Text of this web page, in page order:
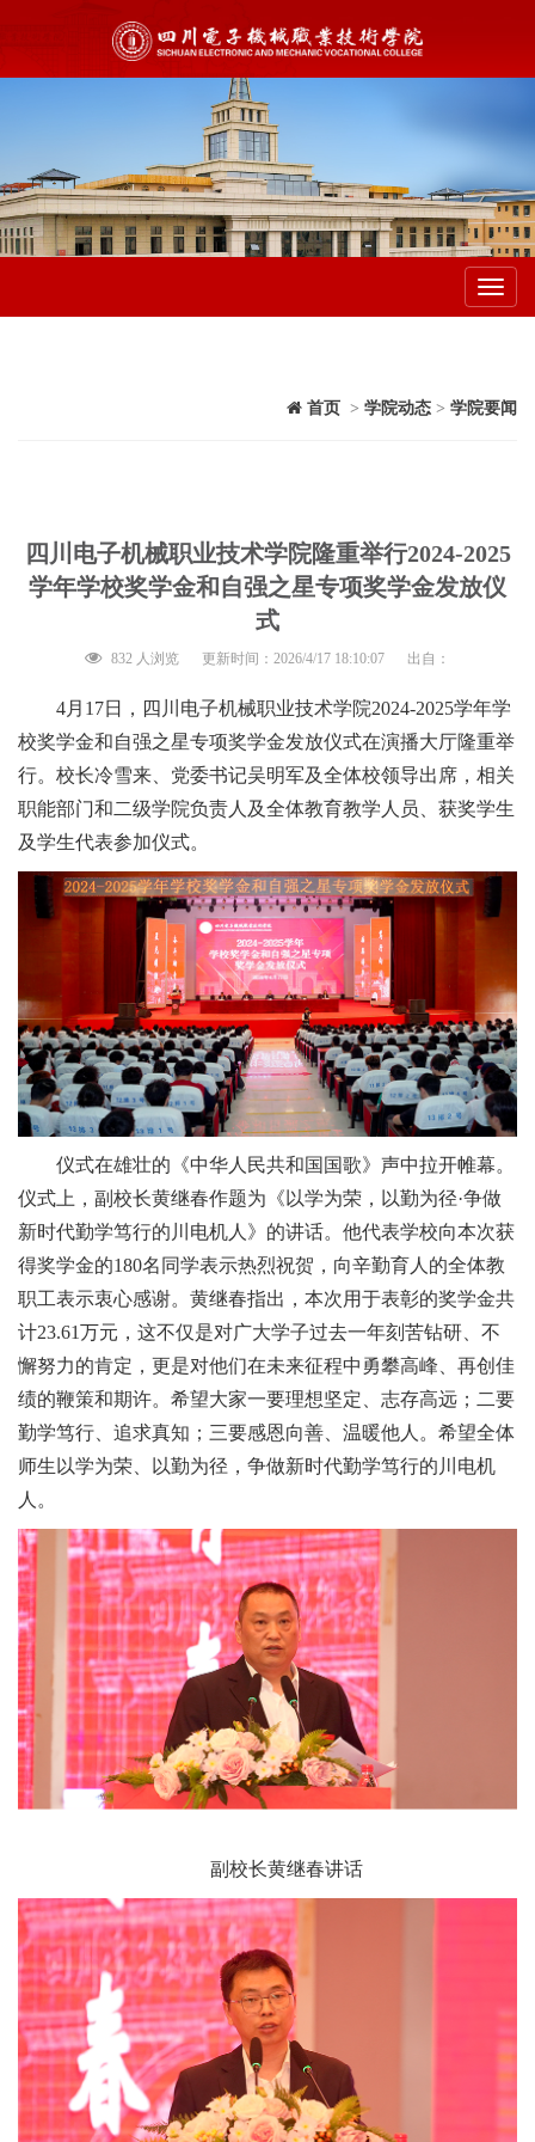
首页 > 学院动态 > 学院要闻
四川电子机械职业技术学院隆重举行2024-2025
学年学校奖学金和自强之星专项奖学金发放仪
式
832 人浏览 更新时间：2026/4/17 18:10:07 出自：
4月17日，四川电子机械职业技术学院2024-2025学年学
校奖学金和自强之星专项奖学金发放仪式在演播大厅隆重举
行。校长冷雪来、党委书记吴明军及全体校领导出席，相关
职能部门和二级学院负责人及全体教育教学人员、获奖学生
及学生代表参加仪式。
仪式在雄壮的《中华人民共和国国歌》声中拉开帷幕。
仪式上，副校长黄继春作题为《以学为荣，以勤为径·争做
新时代勤学笃行的川电机人》的讲话。他代表学校向本次获
得奖学金的180名同学表示热烈祝贺，向辛勤育人的全体教
职工表示衷心感谢。黄继春指出，本次用于表彰的奖学金共
计23.61万元，这不仅是对广大学子过去一年刻苦钻研、不
懈努力的肯定，更是对他们在未来征程中勇攀高峰、再创佳
绩的鞭策和期许。希望大家一要理想坚定、志存高远；二要
勤学笃行、追求真知；三要感恩向善、温暖他人。希望全体
师生以学为荣、以勤为径，争做新时代勤学笃行的川电机
人。
副校长黄继春讲话